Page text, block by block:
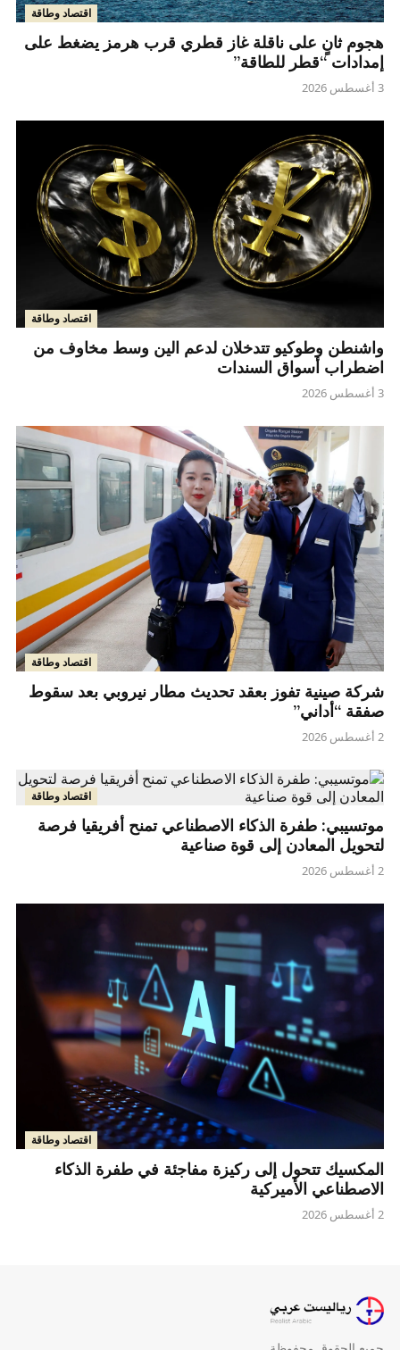
اقتصاد وطاقة
هجوم ثانٍ على ناقلة غاز قطري قرب هرمز يضغط على
إمدادات “قطر للطاقة”
3 أغسطس 2026
اقتصاد وطاقة
واشنطن وطوكيو تتدخلان لدعم الين وسط مخاوف من
اضطراب أسواق السندات
3 أغسطس 2026
اقتصاد وطاقة
شركة صينية تفوز بعقد تحديث مطار نيروبي بعد سقوط
صفقة “أداني”
2 أغسطس 2026
اقتصاد وطاقة
موتسيبي: طفرة الذكاء الاصطناعي تمنح أفريقيا فرصة
لتحويل المعادن إلى قوة صناعية
2 أغسطس 2026
اقتصاد وطاقة
المكسيك تتحول إلى ركيزة مفاجئة في طفرة الذكاء
الاصطناعي الأميركية
2 أغسطس 2026